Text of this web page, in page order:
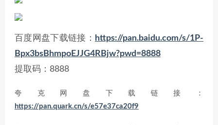
百度网盘下载链接：
https://pan.baidu.com/s/1P-
Bpx3bsBhmpoEJJG4RBjw?pwd=8888
提取码：8888
夸克网盘下载链接：
https://pan.quark.cn/s/e57e37ca20f9